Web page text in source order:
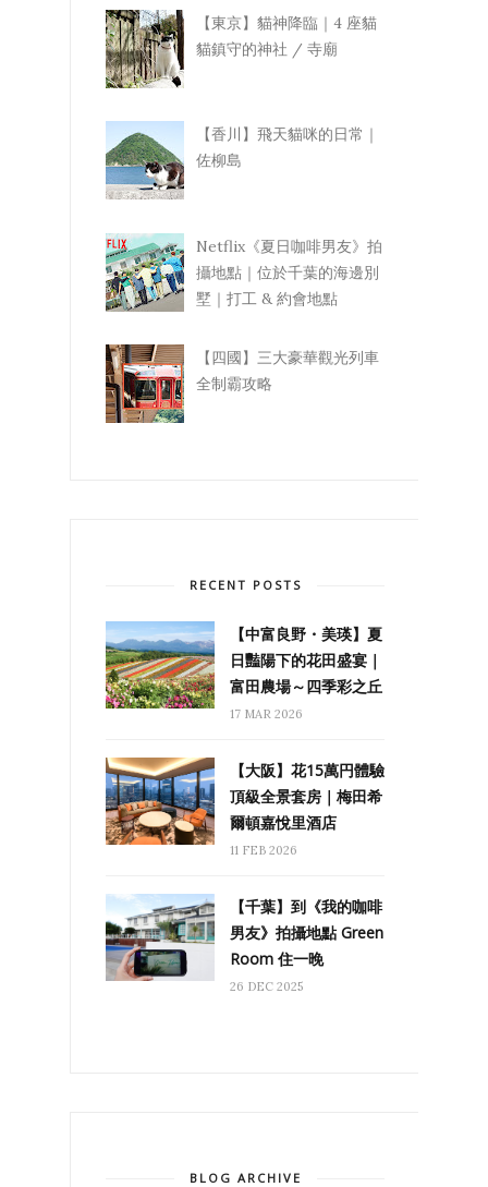
【東京】貓神降臨｜4 座貓
貓鎮守的神社 / 寺廟
【香川】飛天貓咪的日常｜
佐柳島
Netflix《夏日咖啡男友》拍
攝地點｜位於千葉的海邊別
墅｜打工 & 約會地點
【四國】三大豪華觀光列車
全制霸攻略
RECENT POSTS
【中富良野・美瑛】夏
日豔陽下的花田盛宴｜
富田農場～四季彩之丘
17 MAR 2026
【大阪】花15萬円體驗
頂級全景套房｜梅田希
爾頓嘉悅里酒店
11 FEB 2026
【千葉】到《我的咖啡
男友》拍攝地點 Green
Room 住一晚
26 DEC 2025
BLOG ARCHIVE